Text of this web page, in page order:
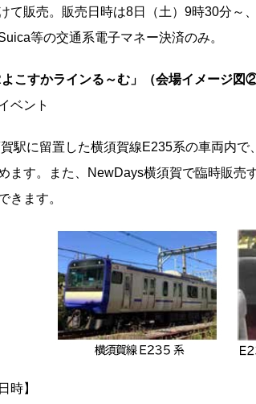
て販売。販売日時は8日（土）9時30分～
等の交通系電子マネー決済のみ。
こすかラインる～む」（会場イメージ図②
ベント
駅に留置した横須賀線E235系の車両内
ます。また、NewDays横須賀で臨時販売
きます。
時】